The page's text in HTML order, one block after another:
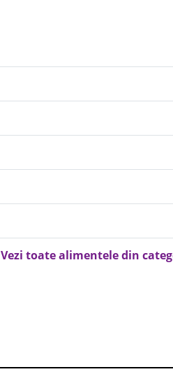
Vezi toate alimentele din